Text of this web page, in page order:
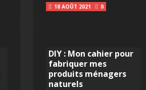
18 AOÛT 2021 0
DIY : Mon cahier pour
fabriquer mes
produits ménagers
naturels